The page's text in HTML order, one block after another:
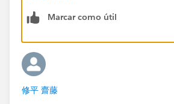
Marcar como útil
修平 齋藤